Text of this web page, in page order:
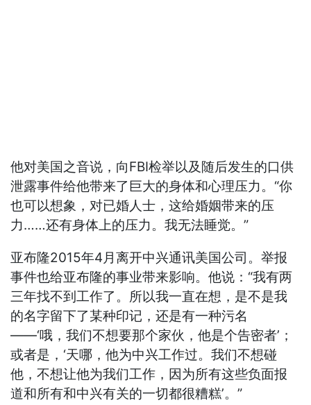
他对美国之音说，向FBI检举以及随后发生的口供
泄露事件给他带来了巨大的身体和心理压力。“你
也可以想象，对已婚人士，这给婚姻带来的压
力……还有身体上的压力。我无法睡觉。”
亚布隆2015年4月离开中兴通讯美国公司。举报
事件也给亚布隆的事业带来影响。他说：“我有两
三年找不到工作了。所以我一直在想，是不是我
的名字留下了某种印记，还是有一种污名
——‘哦，我们不想要那个家伙，他是个告密者’；
或者是，‘天哪，他为中兴工作过。我们不想碰
他，不想让他为我们工作，因为所有这些负面报
道和所有和中兴有关的一切都很糟糕’。”